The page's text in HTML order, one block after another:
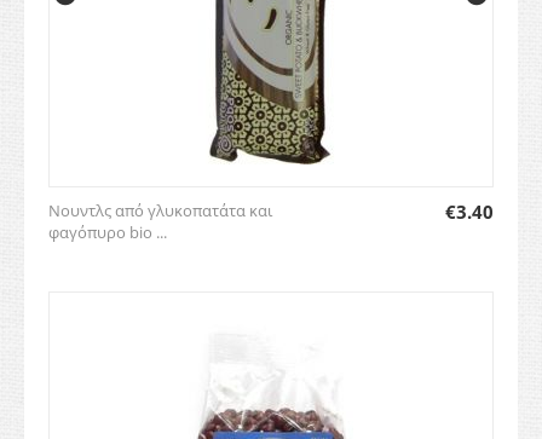
Νουντλς από γλυκοπατάτα και
φαγόπυρο bio ...
€3.40